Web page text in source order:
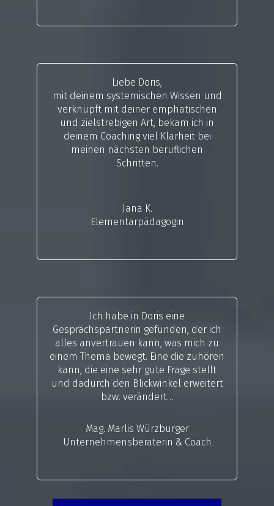
Liebe Doris,
mit deinem systemischen Wissen und
verknüpft mit deiner emphatischen
und zielstrebigen Art, bekam ich in
deinem Coaching viel Klarheit bei
meinen nächsten beruflichen
Schritten.
Jana K.
Elementarpädagogin
Ich habe in Doris eine
Gesprächspartnerin gefunden, der ich
alles anvertrauen kann, was mich zu
einem Thema bewegt. Eine die zuhören
kann, die eine sehr gute Frage stellt
und dadurch den Blickwinkel erweitert
bzw. verändert…
Mag. Marlis Würzburger
Unternehmensberaterin & Coach